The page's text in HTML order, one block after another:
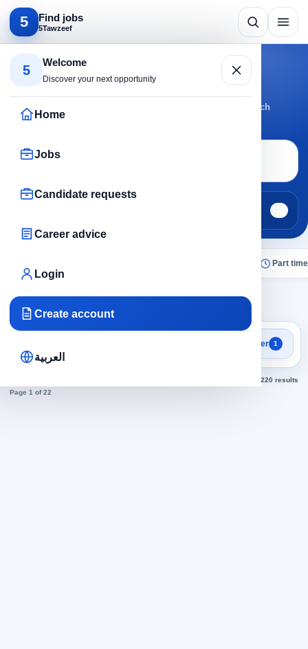
5 Find jobs
5Tawzeef
5
Welcome
Discover your next opportunity
Home
Jobs
Candidate requests
Career advice
Login
Create account
العربية
Search by specialty
Programming jobs
Browse Programming jobs by active cities and roles to reach
suitable opportunities faster.
Part time
Programming× Clear all
Focused search results
Programming jobs Filter 1
220 results
Page 1 of 22